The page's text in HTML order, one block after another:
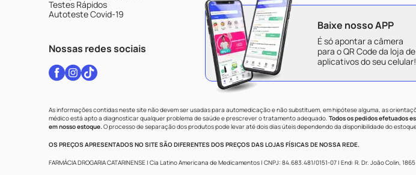
Testes Rápidos
Autoteste Covid-19
Nossas redes sociais
Baixe nosso APP
É só apontar a câmera
para o QR Code da loja de
aplicativos do seu celular!
As informações contidas neste site não devem ser usadas para automedicação e não substituem, em hipótese alguma, as
médico está apto a diagnosticar qualquer problema de saúde e prescrever o tratamento adequado. Todos os pedidos efetuados
em nosso estoque.O processo de separação dos produtos pode levar até dois dias úteis dependendo da disponibilidade do
OS PREÇOS APRESENTADOS NO SITE SÃO DIFERENTES DOS PREÇOS DAS LOJAS FÍSICAS DE NOSSA REDE.
FARMÁCIA DROGARIA CATARINENSE | Cia Latino Americana de Medicamentos | CNPJ: 84.683.481/0151-07 | End: R. Dr. João Colin,